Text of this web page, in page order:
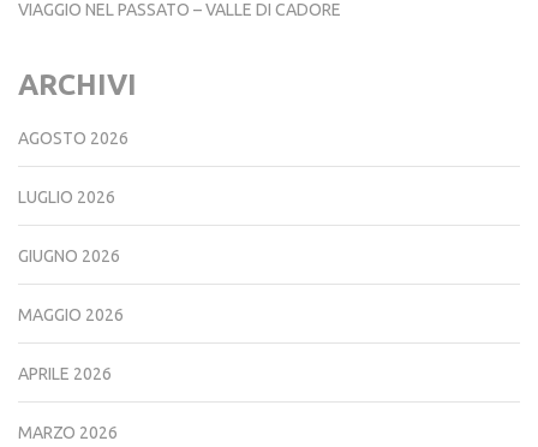
VIAGGIO NEL PASSATO – VALLE DI CADORE
ARCHIVI
AGOSTO 2026
LUGLIO 2026
GIUGNO 2026
MAGGIO 2026
APRILE 2026
MARZO 2026